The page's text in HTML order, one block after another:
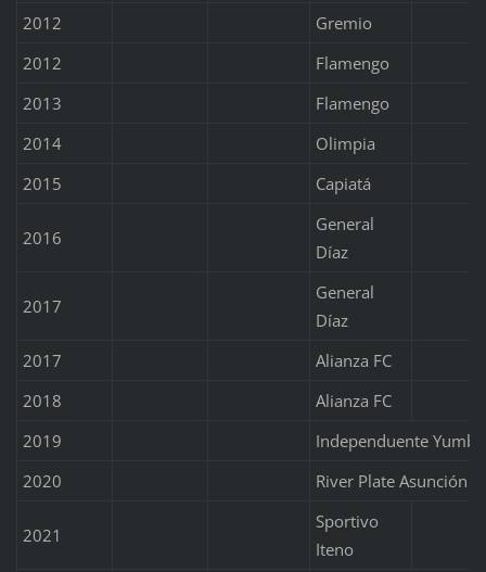
2012
Gremio
2012
Flamengo
2013
Flamengo
2014
Olimpia
2015
Capiatá
2016
General
Díaz
2017
General
Díaz
2017
Alianza FC
2018
Alianza FC
2019
Independuente Yumbo
2020
River Plate Asunción
2021
Sportivo
Iteno